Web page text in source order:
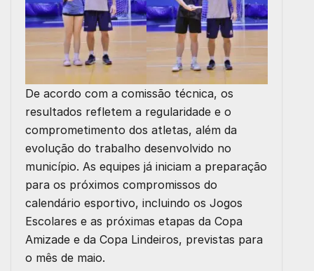
De acordo com a comissão técnica, os
resultados refletem a regularidade e o
comprometimento dos atletas, além da
evolução do trabalho desenvolvido no
município. As equipes já iniciam a preparação
para os próximos compromissos do
calendário esportivo, incluindo os Jogos
Escolares e as próximas etapas da Copa
Amizade e da Copa Lindeiros, previstas para
o mês de maio.